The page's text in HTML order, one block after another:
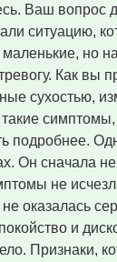
Ваш вопрос
ситуацию,
но
Как вы
сухостью,
подробнее.
Он сначала
не
оказалась
и
Признаки,